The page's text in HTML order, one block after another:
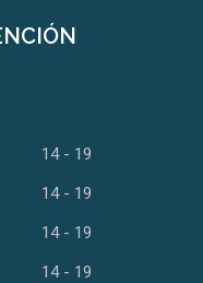
14 - 19
14 - 19
14 - 19
14 - 19